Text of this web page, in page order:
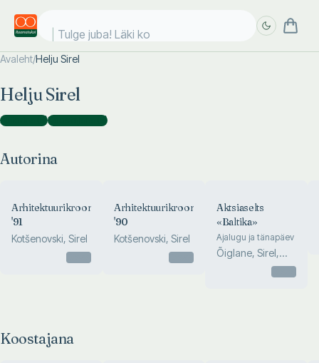
Tulge juba! Läki koo
Avaleht/Helju Sirel
Helju Sirel
Autorina )Koostajana )
Autorina
Arhitektuurikroonika
'91
Kotšenovski, Sirel
Arhitektuurikroonika
'90
Kotšenovski, Sirel
Aktsiaselts
«Baltika»
Ajalugu ja tänapäev
Õiglane, Sirel,
Koostajana